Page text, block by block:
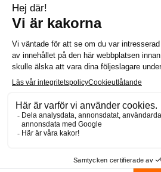
Webbplatskarta
Meddelande om cookies
Integritetsmeddelande
Användarvillkor
Sveriges mest valda kosttillskott
Här hittar du MittVal
Copyrights © 2026 All Rights